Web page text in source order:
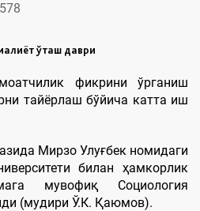
578
ўташ даври
фикрини ўрганиш
тайёрлаш бўйича катта иш
Мирзо Улуғбек номидаги
билан ҳамкорлик
мувофиқ Социология
(мудири Ў.К. Қаюмов).